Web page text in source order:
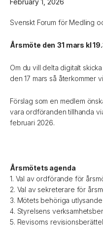
February 1, 2026
Svenskt Forum för Medling
Årsmöte den 31 mars kl
Om du vill delta digitalt skicka
den 17 mars så återkommer
Förslag som en medlem
vara ordföranden tillhanda
februari 2026.
Årsmötets agenda
1. Val av ordförande för
2. Val av sekreterare för
3. Mötets behöriga utlysande
4. Styrelsens
5. Revisorns